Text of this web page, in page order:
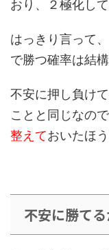
おり、２極化して
はっきり言って
で勝つ確率は結
不安に押し負け
ことと同じなので
整えておいたほ
不安に勝てる